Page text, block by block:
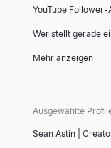
YouTube Follower-
Wer stellt gerade
Mehr anzeigen
Ausgewählte
Sean Astin |